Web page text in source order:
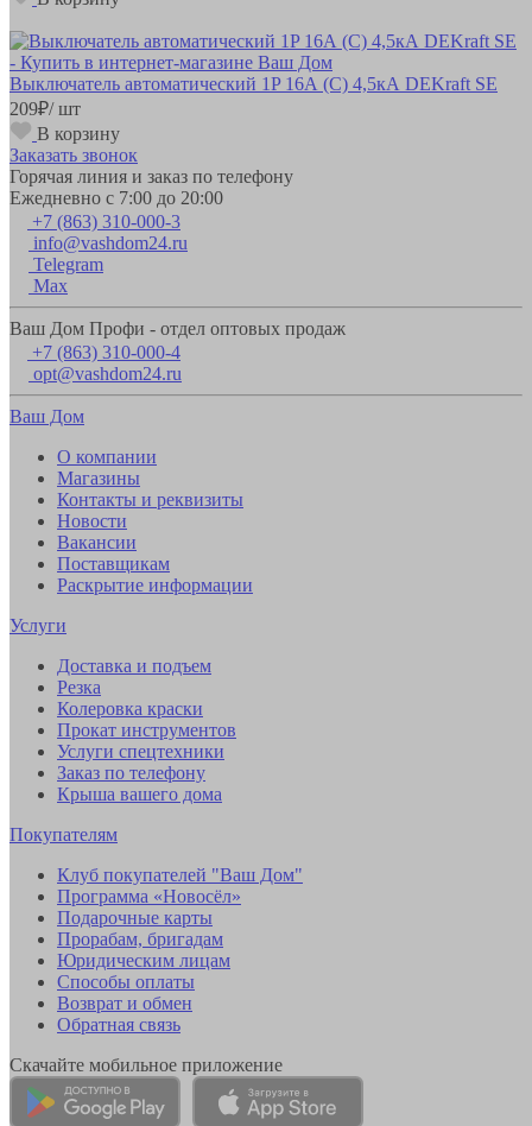
Выключатель автоматический 1P 16А (С) 4,5кА DEKraft SE
209₽/ шт
В корзину
Заказать звонок
Горячая линия и заказ по телефону
Ежедневно с 7:00 до 20:00
+7 (863) 310-000-3
info@vashdom24.ru
Telegram
Max
Ваш Дом Профи - отдел оптовых продаж
+7 (863) 310-000-4
opt@vashdom24.ru
Ваш Дом
О компании
Магазины
Контакты и реквизиты
Новости
Вакансии
Поставщикам
Раскрытие информации
Услуги
Доставка и подъем
Резка
Колеровка краски
Прокат инструментов
Услуги спецтехники
Заказ по телефону
Крыша вашего дома
Покупателям
Клуб покупателей "Ваш Дом"
Программа «Новосёл»
Подарочные карты
Прорабам, бригадам
Юридическим лицам
Способы оплаты
Возврат и обмен
Обратная связь
Скачайте мобильное приложение